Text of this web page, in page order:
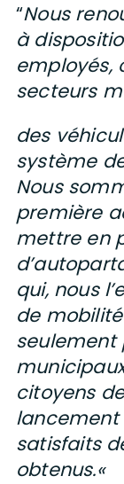
“Nous
à
secteurs
des
système
Nous
première
mettre en
qui, nous
de
seulement
citoyens
lancement
satisfaits
obtenus.«